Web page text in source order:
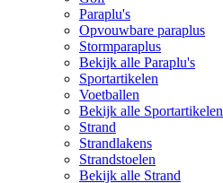
Paraplu's
Opvouwbare paraplus
Stormparaplus
Bekijk alle Paraplu's
Sportartikelen
Voetballen
Bekijk alle Sportartikelen
Strand
Strandlakens
Strandstoelen
Bekijk alle Strand